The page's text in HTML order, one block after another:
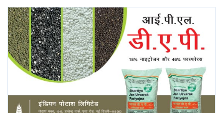
International
Rural Dialogue
Ground Report
Rural Connect
Gallery